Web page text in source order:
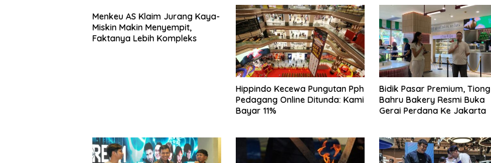
Menkeu AS Klaim Jurang Kaya-
Miskin Makin Menyempit,
Faktanya Lebih Kompleks
Hippindo Kecewa Pungutan Pph
Pedagang Online Ditunda: Kami
Bayar 11%
Bidik Pasar Premium, Tiong
Bahru Bakery Resmi Buka
Gerai Perdana Ke Jakarta